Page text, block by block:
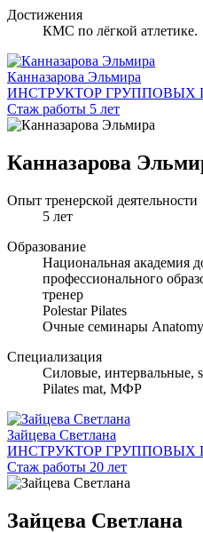
Достижения
КМС по лёгкой атлетике.
Канназарова Эльмира
ИНСТРУКТОР ГРУППОВЫХ
Стаж работы 5 лет
Канназарова
Опыт тренерской деятельности
5 лет
Образование
Национальная академия
профессионального
тренер
Polestar Pilates
Очные семинары
Специализация
Cиловые, интервальные,
Pilates mat, МФР
Зайцева Светлана
ИНСТРУКТОР ГРУППОВЫХ
Стаж работы 20 лет
Зайцева Светлана